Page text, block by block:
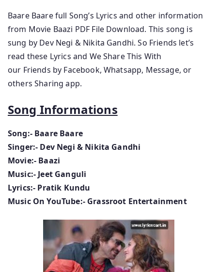
Baare Baare full Song’s Lyrics and other information
from Movie Baazi PDF File Download. This song is
sung by Dev Negi & Nikita Gandhi. So Friends let’s
read these Lyrics and We Share This With
our Friends by Facebook, Whatsapp, Message, or
others Sharing app.
Song Informations
Song:- Baare Baare
Singer:- Dev Negi & Nikita Gandhi
Movie:- Baazi
Music:- Jeet Ganguli
Lyrics:- Pratik Kundu
Music On YouTube:- Grassroot Entertainment